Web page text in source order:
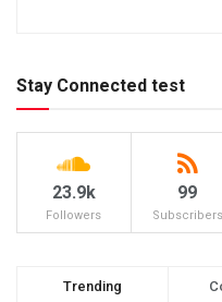
Stay Connected test
23.9k
Followers
99
Subscribers
Trending